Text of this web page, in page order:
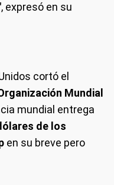
, expresó en su
cortó el
Mundial
mundial entrega
de los
en su breve pero